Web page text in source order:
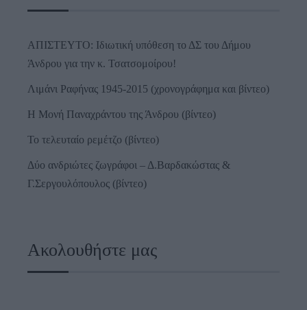
ΑΠΙΣΤΕΥΤΟ: Ιδιωτική υπόθεση το ΔΣ του Δήμου
Άνδρου για την κ. Τσατσομοίρου!
Λιμάνι Ραφήνας 1945-2015 (χρονογράφημα και βίντεο)
Η Μονή Παναχράντου της Άνδρου (βίντεο)
Το τελευταίο ρεμέτζο (βίντεο)
Δύο ανδριώτες ζωγράφοι – Δ.Βαρδακώστας &
Γ.Σεργουλόπουλος (βίντεο)
Ακολουθήστε μας